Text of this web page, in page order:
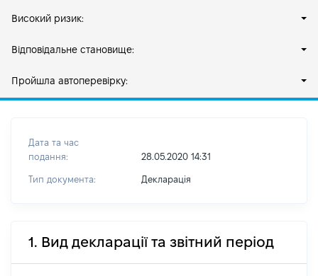
Високий ризик:
Відповідальне становище:
Пройшла автоперевірку:
Дата та час
подання:
28.05.2020 14:31
Тип документа: Декларація
1. Вид декларації та звітний період